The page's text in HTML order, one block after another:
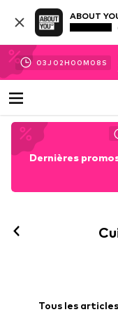
ABOUT
03J 02H 00M 04 S
Dernières
Tous les articles